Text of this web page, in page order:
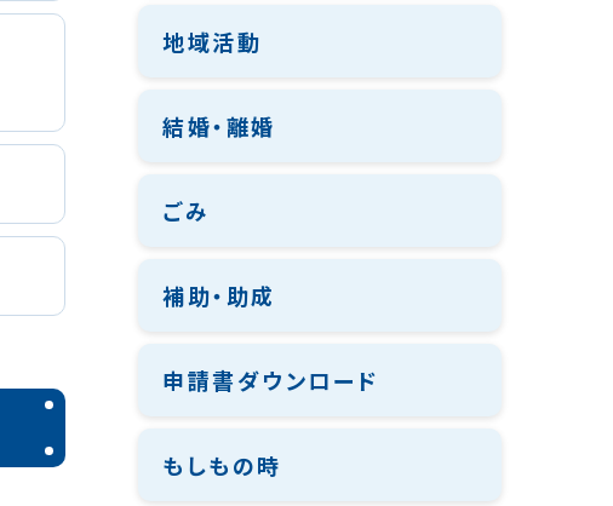
地域活動
結婚・離婚
ごみ
補助・助成
申請書ダウンロード
もしもの時